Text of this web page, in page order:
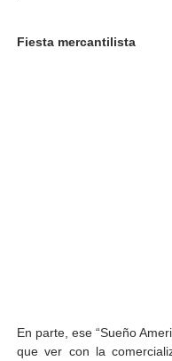
Fiesta mercantilista
En parte, ese “Sueño
que ver con la